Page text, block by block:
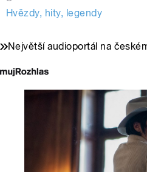
Hvězdy, hity, legendy
Největší audioportál na